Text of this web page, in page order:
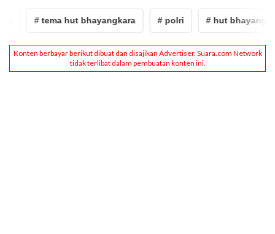
# tema hut bhayangkara # polri # hut bhayangkara